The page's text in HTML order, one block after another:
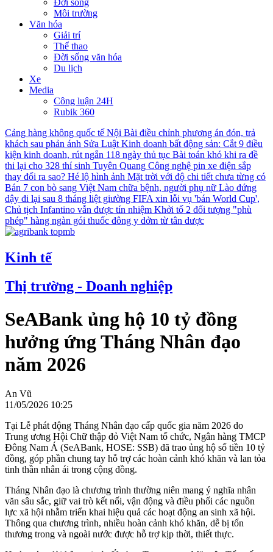
Đời sống
Môi trường
Văn hóa
Giải trí
Thể thao
Đời sống văn hóa
Du lịch
Xe
Media
Công luận 24H
Rubik 360
Cảng hàng không quốc tế Nội Bài điều chỉnh phương án đón, trả
khách sau phản ánh Sửa Luật Kinh doanh bất động sản: Cắt 9 điều
kiện kinh doanh, rút ngắn 118 ngày thủ tục Bài toán khó khi ra đề
thi lại cho 328 thí sinh Tuyên Quang Công nghệ pin xe điện sắp
thay đổi ra sao? Hé lộ hình ảnh Mặt trời với độ chi tiết chưa từng có
Bán 7 con bò sang Việt Nam chữa bệnh, người phụ nữ Lào đứng
dậy đi lại sau 8 tháng liệt giường FIFA xin lỗi vụ 'bán World Cup',
Chủ tịch Infantino vẫn được tín nhiệm Khởi tố 2 đối tượng "phù
phép" hàng ngàn gói thuốc đông y dởm từ tân dược
Kinh tế
Thị trường - Doanh nghiệp
SeABank ủng hộ 10 tỷ đồng
hưởng ứng Tháng Nhân đạo
năm 2026
An Vũ
11/05/2026 10:25
Tại Lễ phát động Tháng Nhân đạo cấp quốc gia năm 2026 do
Trung ương Hội Chữ thập đỏ Việt Nam tổ chức, Ngân hàng TMCP
Đông Nam Á (SeABank, HOSE: SSB) đã trao ủng hộ số tiền 10 tỷ
đồng, góp phần chung tay hỗ trợ các hoàn cảnh khó khăn và lan tỏa
tinh thần nhân ái trong cộng đồng.
Tháng Nhân đạo là chương trình thường niên mang ý nghĩa nhân
văn sâu sắc, giữ vai trò kết nối, vận động và điều phối các nguồn
lực xã hội nhằm triển khai hiệu quả các hoạt động an sinh xã hội.
Thông qua chương trình, nhiều hoàn cảnh khó khăn, dễ bị tổn
thương trong và ngoài nước được hỗ trợ kịp thời, thiết thực.